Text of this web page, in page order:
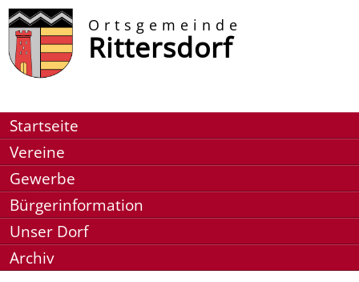
Ortsgemeinde
Rittersdorf
Startseite
Vereine
Gewerbe
Bürgerinformation
Unser Dorf
Archiv